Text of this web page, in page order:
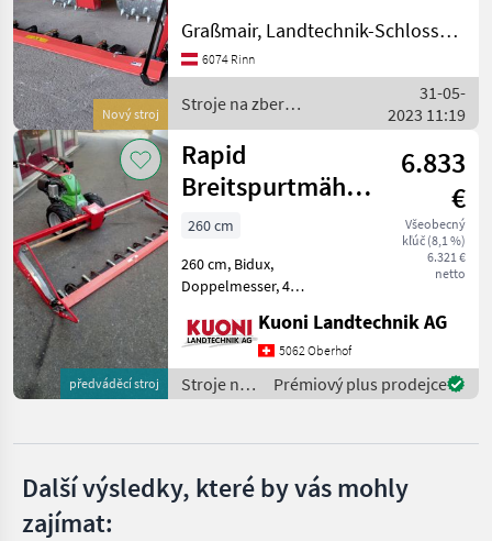
Rapid
BB Umwelttechnik
Steyr
Gaspardo
Reform
Stöckl
Zobrazit
všech
12
MARKETPLACE
Marketplace Inzeráty
Nový stroj
240cm sehr leichtgängiges
Doppelmessermähwerk
Antrieb mittels Keilriemen
als Überlastschutz mass
Graßmair, Landtechnik-Schlosserei GmbH
6074 Rinn
Stroje na zber
objemových krmív /
Rapid
31-05-
2023 11:19
předváděcí stroj
Rapid
Breitspurtmähwerk
BM 260
6.833
€
Všeobecný
kľúč (8,1 %)
6.321 €
netto
260 cm
260 cm, Bidux,
Doppelmesser, 4
Monta, Varea, Stroje na zber
objemových krmív Prstové
a dvojnožnicové trávne
kosačky
Kuoni Landtechnik AG
5062 Oberhof
Stroje na
zber
krmív /
Prémiový plus prodejce
Další výsledky, které by vás mohly
zajímat: